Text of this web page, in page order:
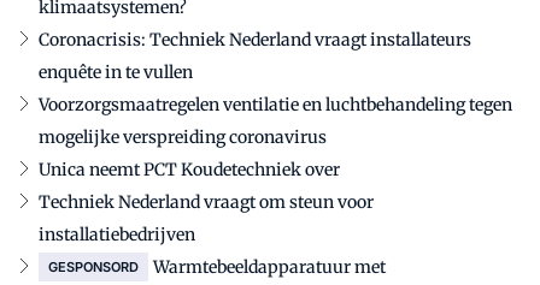
klimaatsystemen?
Coronacrisis: Techniek Nederland vraagt installateurs
enquête in te vullen
Voorzorgsmaatregelen ventilatie en luchtbehandeling tegen
mogelijke verspreiding coronavirus
Unica neemt PCT Koudetechniek over
Techniek Nederland vraagt om steun voor
installatiebedrijven
GESPONSORD
Warmtebeeldapparatuur met